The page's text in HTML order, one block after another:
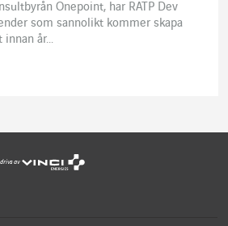
Onepoint, har RATP Dev
som sannolikt kommer skapa
år...
drivs av